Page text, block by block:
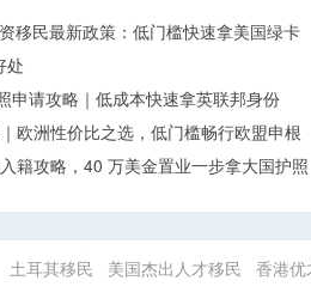
移民最新政策：低门槛快速拿美国绿卡
处
申请攻略｜低成本快速拿英联邦身份
欧洲性价比之选，低门槛畅行欧盟申根
籍攻略，40 万美金置业一步拿大国护照
土耳其移民 美国杰出人才移民 香港优